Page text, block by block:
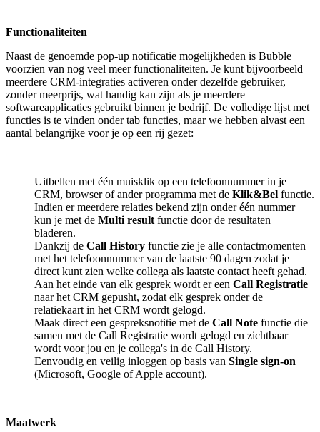
Functionaliteiten
Naast de genoemde pop-up notificatie mogelijkheden is Bubble
voorzien van nog veel meer functionaliteiten. Je kunt bijvoorbeeld
meerdere CRM-integraties activeren onder dezelfde gebruiker,
zonder meerprijs, wat handig kan zijn als je meerdere
softwareapplicaties gebruikt binnen je bedrijf. De volledige lijst met
functies is te vinden onder tab functies, maar we hebben alvast een
aantal belangrijke voor je op een rij gezet:
Uitbellen met één muisklik op een telefoonnummer in je
CRM, browser of ander programma met de Klik&Bel functie.
Indien er meerdere relaties bekend zijn onder één nummer
kun je met de Multi result functie door de resultaten
bladeren.
Dankzij de Call History functie zie je alle contactmomenten
met het telefoonnummer van de laatste 90 dagen zodat je
direct kunt zien welke collega als laatste contact heeft gehad.
Aan het einde van elk gesprek wordt er een Call Registratie
naar het CRM gepusht, zodat elk gesprek onder de
relatiekaart in het CRM wordt gelogd.
Maak direct een gespreksnotitie met de Call Note functie die
samen met de Call Registratie wordt gelogd en zichtbaar
wordt voor jou en je collega's in de Call History.
Eenvoudig en veilig inloggen op basis van Single sign-on
(Microsoft, Google of Apple account).
Maatwerk